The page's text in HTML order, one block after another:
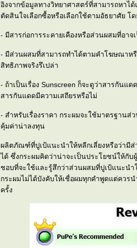
อิงจากข้อมูลทางวิทยาศาสตร์ที่สามารถหาไ
ตัดสินใจเลือกซื้อหรือเลือกใช้ตามอัธยาศัย โ
- มีสารก่อการระคายเคืองหรือส่วนผสมที่อาจ
- มีส่วนผสมที่สามารถทำได้ตามคำโฆษณาห
สิทธิภาพจริงรึเปล่า
- ถ้าเป็นเรื่อง Sunscreen ก็จะดูว่าสารกันแ
สารกันแดดมีความเสถียรหรือไม่
- สำหรับเรื่องราคา กระผมจะใช้มาตรฐาน
คุ้มค่าน่าลงทุน
ผลิตภัณฑ์ที่ปูเป้แนะนำให้หลีกเลี่ยงหรือว่ามีส่
ได้ ซึ่งกระผมคิดว่าน่าจะเป็นประโยชน์ให้กับ
ชอบที่จะใช้และรู้สึกว่าส่วนผสมที่ปูเป้แนะนำ
กระผมไม่ได้บังคับให้เชื่อผมทุกคำพูดแต่คว
ครั้ง